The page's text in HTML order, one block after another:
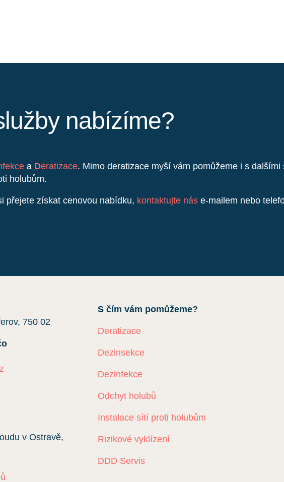
nabízíme?
a Deratizace. Mimo deratizace myší vám pomůžeme i s
holubům.
přejete získat cenovou nabídku, kontaktujte nás e-mailem nebo
750 02
v Ostravě,
S čím vám pomůžeme?
Deratizace
Dezinsekce
Dezinfekce
Odchyt holubů
Instalace sítí proti holubům
Rizikové vyklízení
DDD Servis